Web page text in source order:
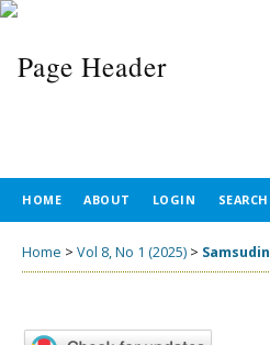
HOME ABOUT LOGIN SEARCH
Home > Vol 8, No 1 (2025) > Samsudin